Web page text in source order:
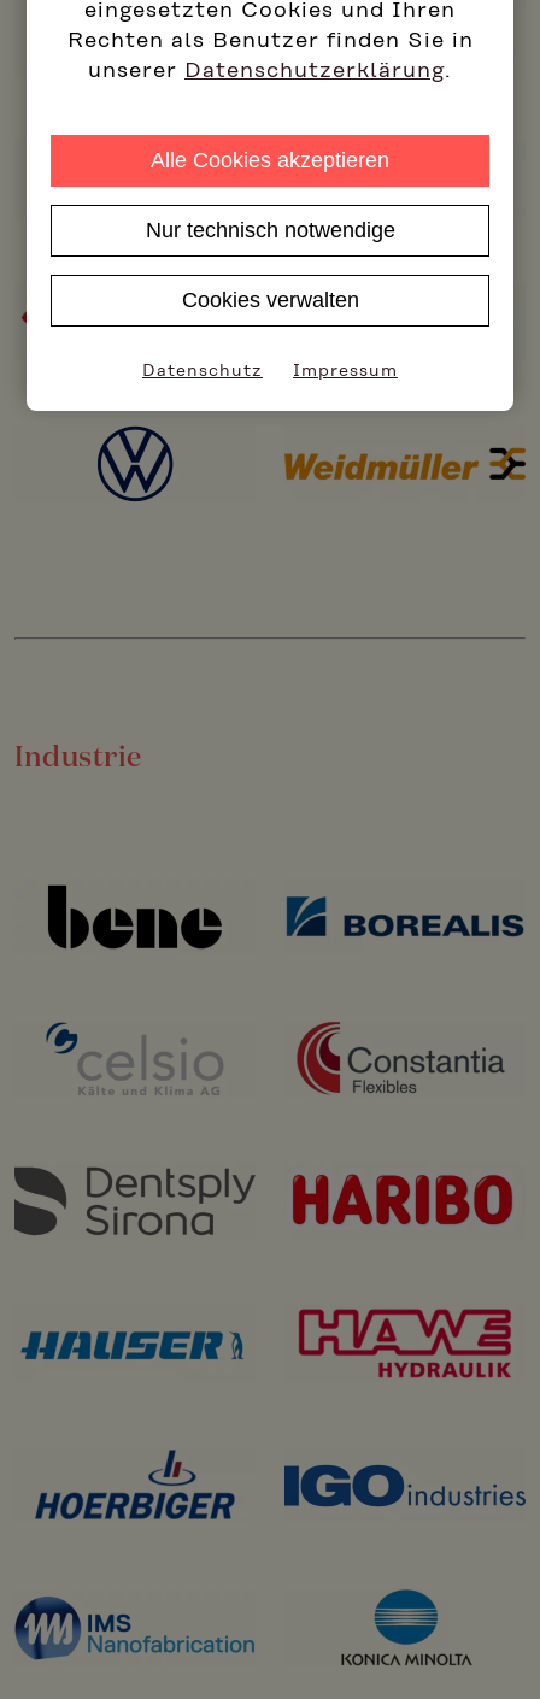
Industrie
eingesetzten Cookies und Ihren
Rechten als Benutzer finden Sie in
unserer Datenschutzerklärung.
Alle Cookies akzeptieren
Nur technisch notwendige
Cookies verwalten
Datenschutz Impressum